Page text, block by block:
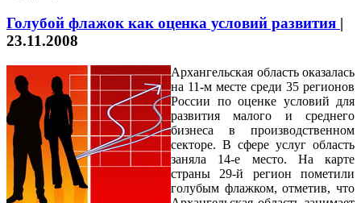
Голубой флажок как оценка условий развития |
23.11.2008
Архангельская область оказалась
на 11-м месте среди 35 регионов
России по оценке условий для
развития малого и среднего
бизнеса в производственном
секторе. В сфере услуг область
заняла 14-е место. На карте
страны 29-й регион пометили
голубым флажком, отметив, что